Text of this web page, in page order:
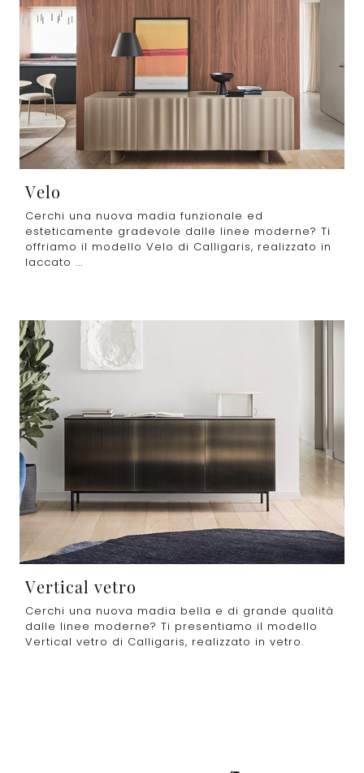
Velo
Cerchi una nuova madia funzionale ed
esteticamente gradevole dalle linee moderne? Ti
offriamo il modello Velo di Calligaris, realizzato in
laccato ...
Vertical vetro
Cerchi una nuova madia bella e di grande qualità
dalle linee moderne? Ti presentiamo il modello
Vertical vetro di Calligaris, realizzato in vetro.